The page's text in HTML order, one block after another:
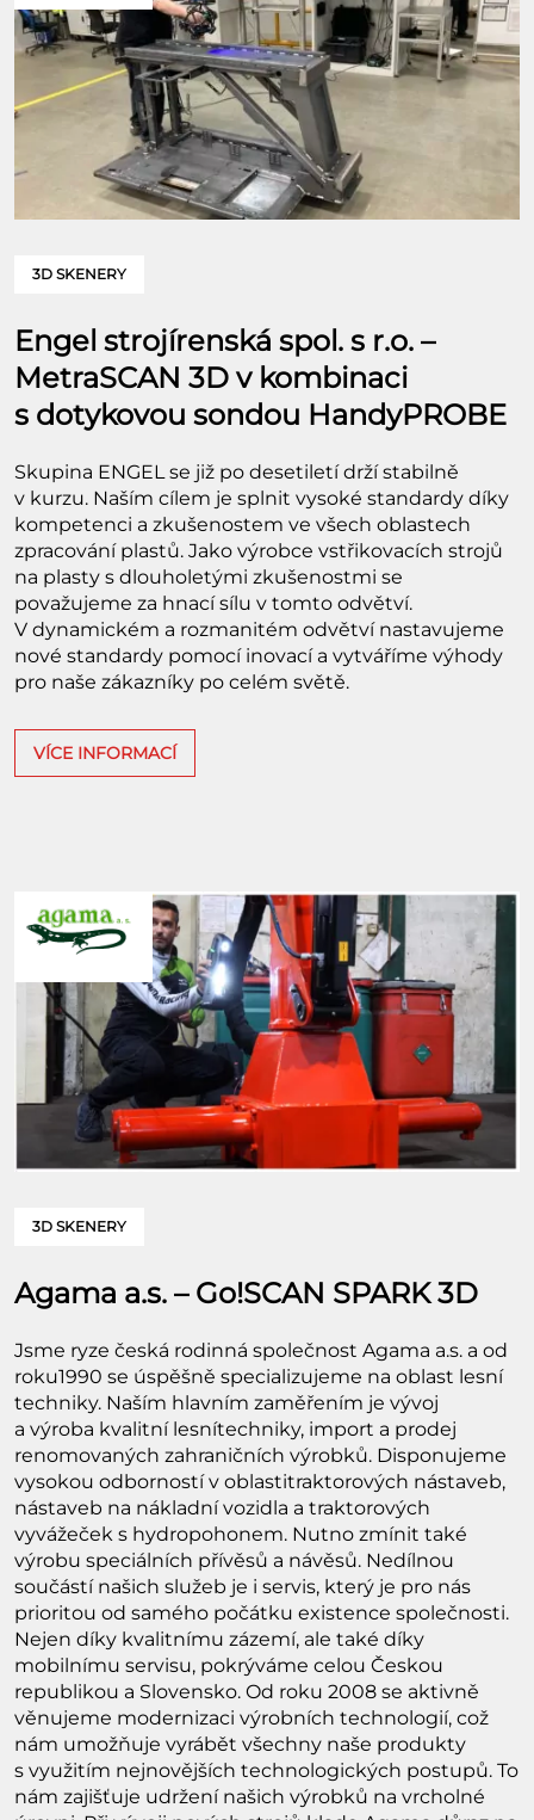
3D SKENERY
Engel strojírenská spol. s r.o. –
MetraSCAN 3D v kombinaci
s dotykovou sondou HandyPROBE
Skupina ENGEL se již po desetiletí drží stabilně
v kurzu. Naším cílem je splnit vysoké standardy díky
kompetenci a zkušenostem ve všech oblastech
zpracování plastů. Jako výrobce vstřikovacích strojů
na plasty s dlouholetými zkušenostmi se
považujeme za hnací sílu v tomto odvětví.
V dynamickém a rozmanitém odvětví nastavujeme
nové standardy pomocí inovací a vytváříme výhody
pro naše zákazníky po celém světě.
VÍCE INFORMACÍ
3D SKENERY
Agama a.s. – Go!SCAN SPARK 3D
Jsme ryze česká rodinná společnost Agama a.s. a od
roku1990 se úspěšně specializujeme na oblast lesní
techniky. Naším hlavním zaměřením je vývoj
a výroba kvalitní lesnítechniky, import a prodej
renomovaných zahraničních výrobků. Disponujeme
vysokou odborností v oblastitraktorových nástaveb,
nástaveb na nákladní vozidla a traktorových
vyvážeček s hydropohonem. Nutno zmínit také
výrobu speciálních přívěsů a návěsů. Nedílnou
součástí našich služeb je i servis, který je pro nás
prioritou od samého počátku existence společnosti.
Nejen díky kvalitnímu zázemí, ale také díky
mobilnímu servisu, pokrýváme celou Českou
republikou a Slovensko. Od roku 2008 se aktivně
věnujeme modernizaci výrobních technologií, což
nám umožňuje vyrábět všechny naše produkty
s využitím nejnovějších technologických postupů. To
nám zajišťuje udržení našich výrobků na vrcholné